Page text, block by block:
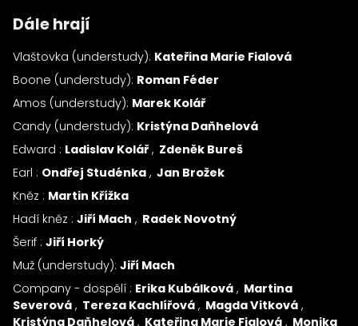
Dále hrají
Vlaštovka (understudy): Kateřina Marie Fialová
Boone (understudy): Roman Féder
Amos (understudy): Marek Kolář
Candy (understudy): Kristýna Daňhelová
Edward : Ladislav Kolář
Zdeněk Bureš
Earl : Ondřej Studénka
Jan Brožek
Kněz : Martin Křížka
Hadí kněz : Jiří Mach
Radek Novotný
Šerif : Jiří Horký
Muž (understudy): Jiří Mach
Company - dospělí : Erika Kubálková
Martina
Severová
Tereza Kachlířová
Magda Vitková
Kristýna Daňhelová
Kateřina Marie Fialová Monika